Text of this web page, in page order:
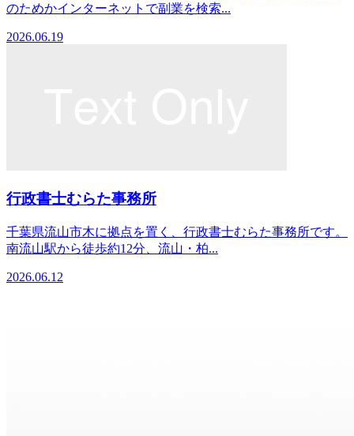
のためかインターネットで副業を検索...
2026.06.19
行政書士むらた事務所
千葉県流山市木に拠点を置く、行政書士むらた事務所です。
南流山駅から徒歩約12分、流山・柏...
2026.06.12